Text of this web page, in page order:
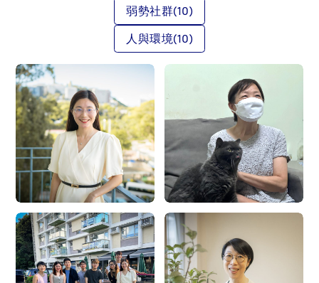
弱勢社群(10)
人與環境(10)